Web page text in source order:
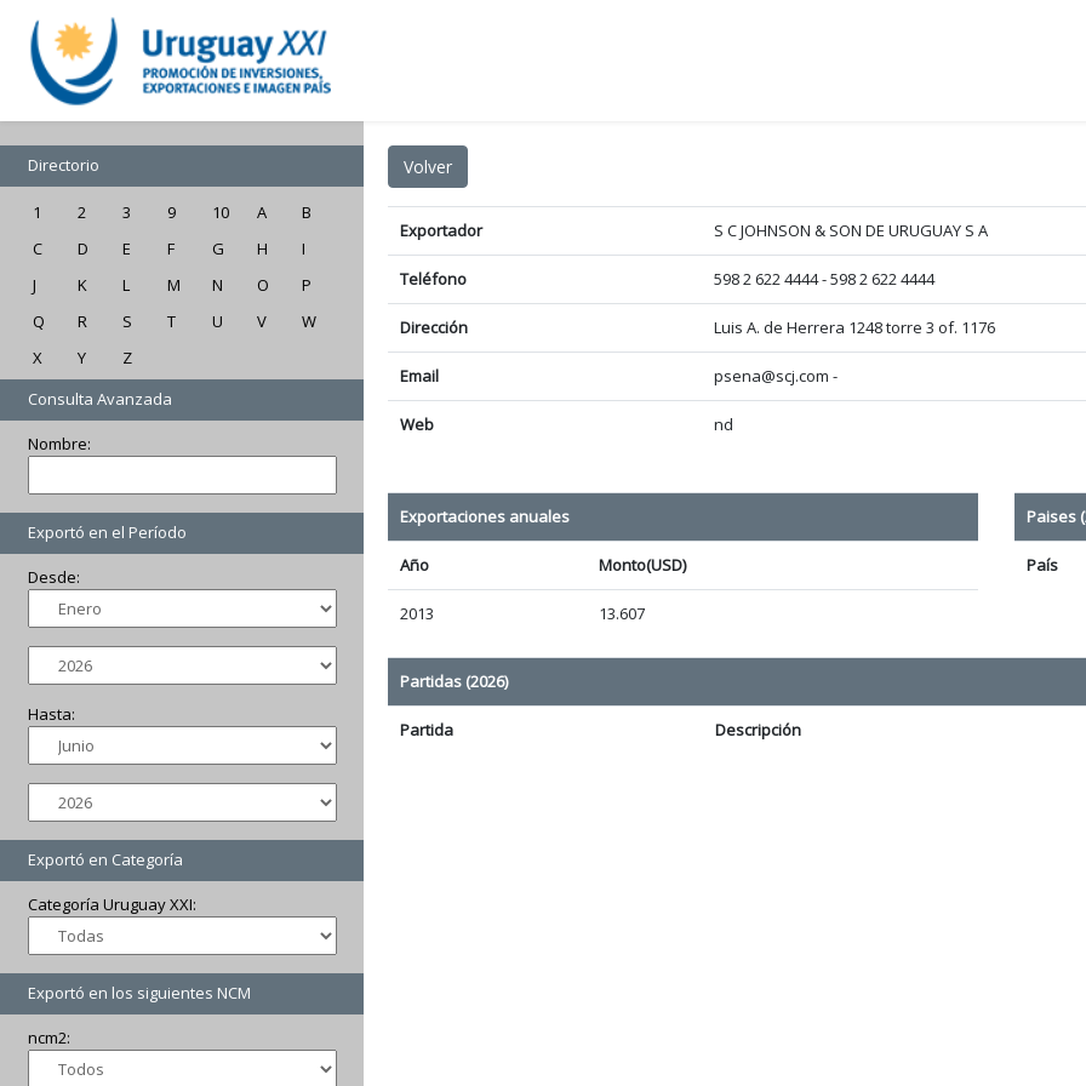
Directorio
1 2 3 9 10 A
B
C
D E F G H
I
J
K L M N O
P
Q
R S T U V
W
X
Y
Z
Consulta Avanzada
Nombre:
Exportó en el Período
Desde:
Hasta:
Exportó en Categoría
Categoría Uruguay XXI:
Exportó en los siguientes NCM
ncm2:
Exportador S C JOHNSON & SON DE URUGUAY S A
Teléfono 598 2 622 4444 - 598 2 622 4444
Dirección Luis A. de Herrera 1248 torre 3 of. 1176
Email psena@scj.com -
Web nd
Exportaciones anuales
Año Monto(USD)
2013 13.607
Paises
País
Partidas (2026)
Partida Descripción